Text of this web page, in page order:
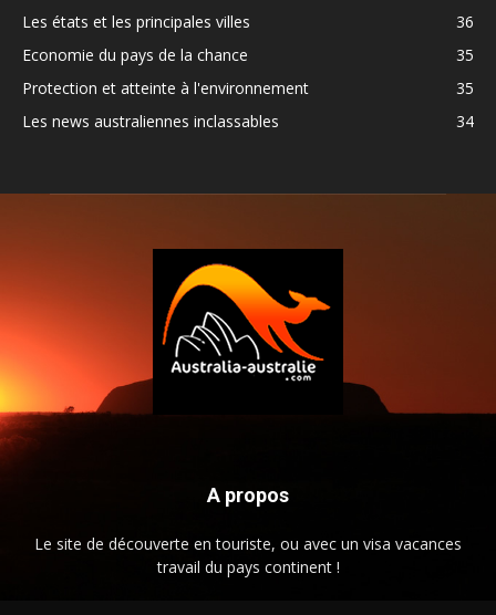
Les états et les principales villes
36
Economie du pays de la chance
35
Protection et atteinte à l'environnement
35
Les news australiennes inclassables
34
A propos
Le site de découverte en touriste, ou avec un visa vacances
travail du pays continent !